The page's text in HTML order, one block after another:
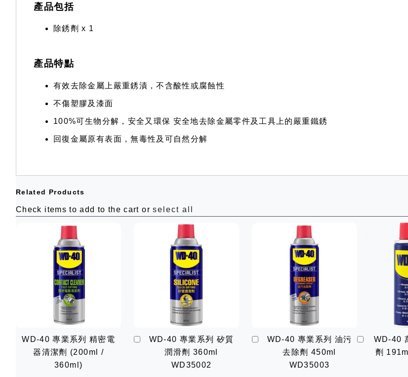
產品包括
除銹劑 x 1
產品特點
有效去除金屬上嚴重銹漬，不含酸性或腐蝕性
不傷塑膠及漆面
100%可生物分解，安全又環保 安全地去除金屬零件及工具上的嚴重鐵銹
回復金屬原有表面，無毒性及可自然分解
Related Products
Check items to add to the cart orselect all
WD-40 專業系列 精密電
器清潔劑 (200ml /
360ml)
WD-40 專業系列 矽質
潤滑劑 360ml
WD35002
WD-40 專業系列 油污
去除劑 450ml
WD35003
WD-40
劑